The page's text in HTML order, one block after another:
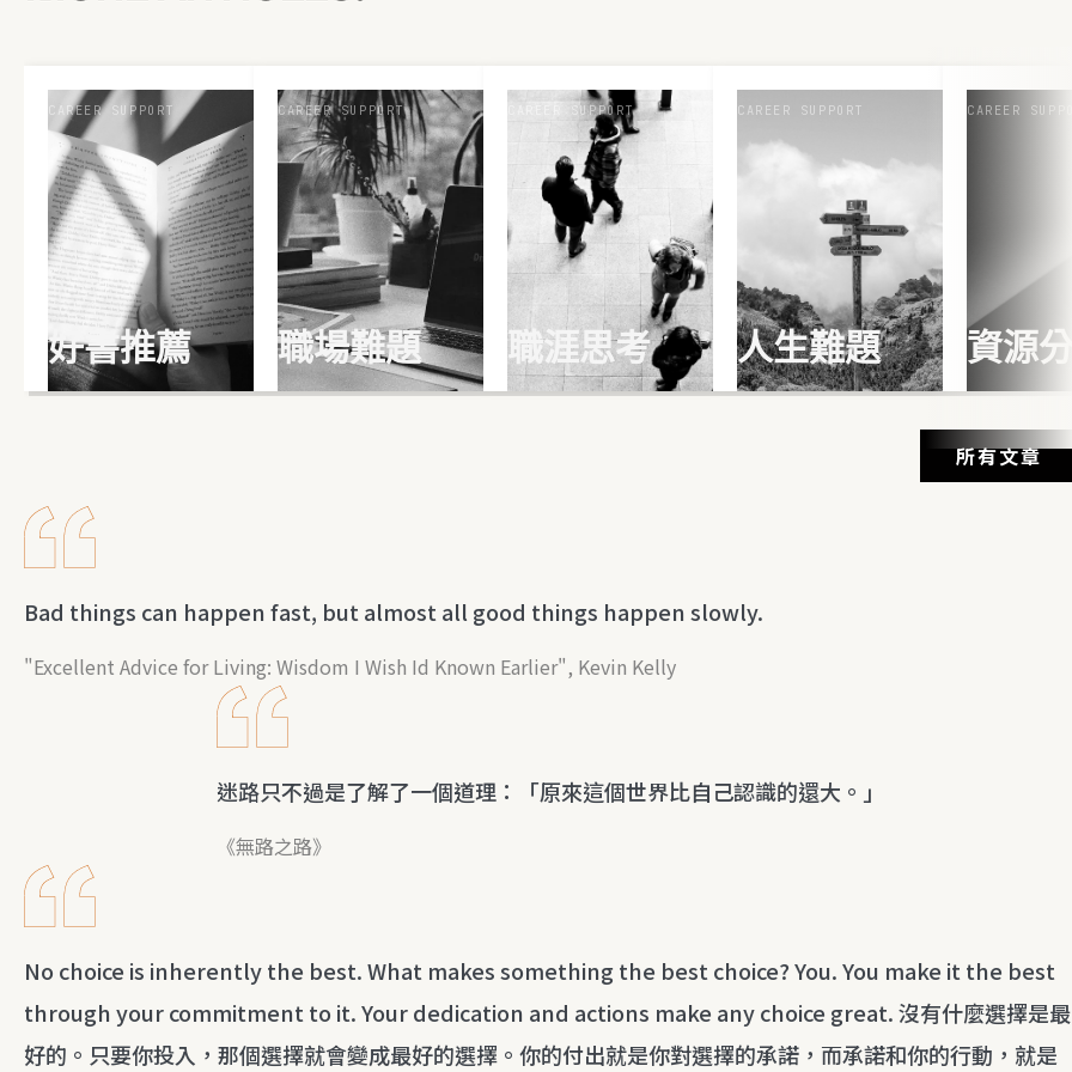
CAREER SUPPORT
好書推薦
CAREER SUPPORT
職場難題
CAREER SUPPORT
職涯思考
CAREER SUPPORT
人生難題
CAREER
資源分
所有文章
Bad things can happen fast, but almost all good things happen slowly.
"Excellent Advice for Living: Wisdom I Wish Id Known Earlier", Kevin Kelly
迷路只不過是了解了一個道理：「原來這個世界比自己認識的還大。」
《無路之路》
No choice is inherently the best. What makes something the best choice? You. You make it the best
through your commitment to it. Your dedication and actions make any choice great. 沒有什麼選擇是最
好的。只要你投入，那個選擇就會變成最好的選擇。你的付出就是你對選擇的承諾，而承諾和你的行動，就是